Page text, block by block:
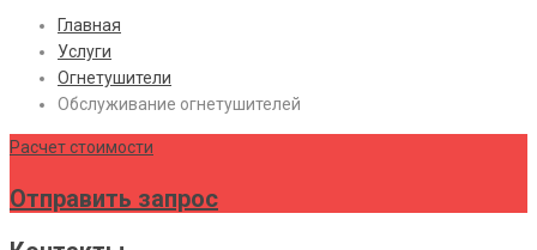
Главная
Услуги
Огнетушители
Обслуживание огнетушителей
Расчет стоимости
Отправить запрос